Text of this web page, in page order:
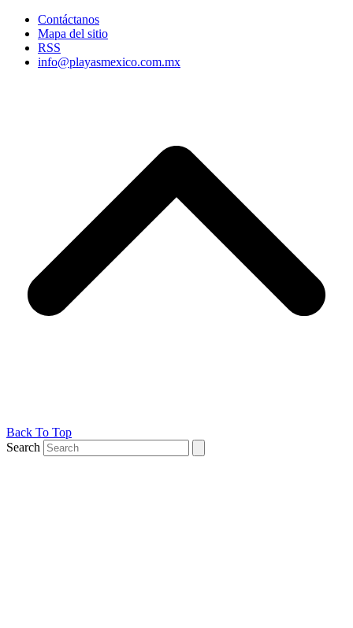
Contáctanos
Mapa del sitio
RSS
info@playasmexico.com.mx
Back To Top
Search